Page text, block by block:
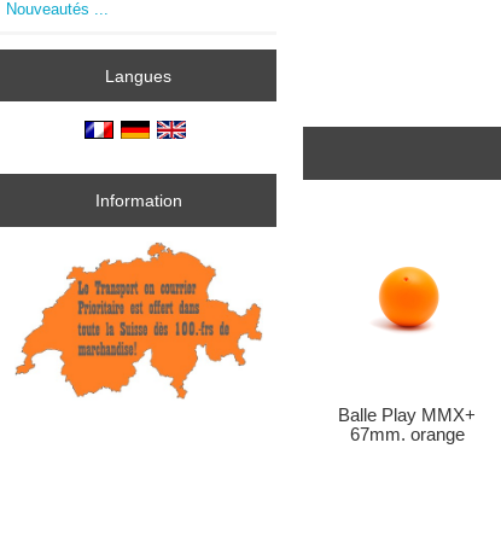
Nouveautés ...
Langues
Information
Balle Play MMX+
67mm. orange